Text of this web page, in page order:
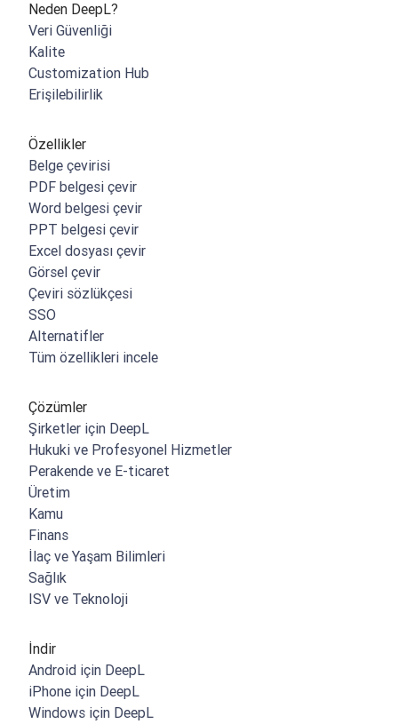
Neden DeepL?
Veri Güvenliği
Kalite
Customization Hub
Erişilebilirlik
Özellikler
Belge çevirisi
PDF belgesi çevir
Word belgesi çevir
PPT belgesi çevir
Excel dosyası çevir
Görsel çevir
Çeviri sözlükçesi
SSO
Alternatifler
Tüm özellikleri incele
Çözümler
Şirketler için DeepL
Hukuki ve Profesyonel Hizmetler
Perakende ve E-ticaret
Üretim
Kamu
Finans
İlaç ve Yaşam Bilimleri
Sağlık
ISV ve Teknoloji
İndir
Android için DeepL
iPhone için DeepL
Windows için DeepL